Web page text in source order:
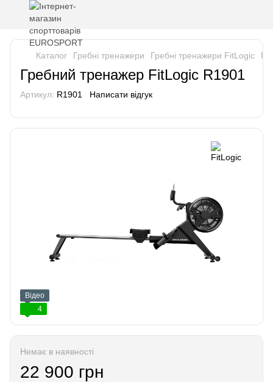
Каталог Гребні тренажери Гребні тренажери FitLogic
Гребний тренажер FitLogic R1901
Артикул: R1901 Написати відгук
Відео
4
Немає в наявності
22 900 грн